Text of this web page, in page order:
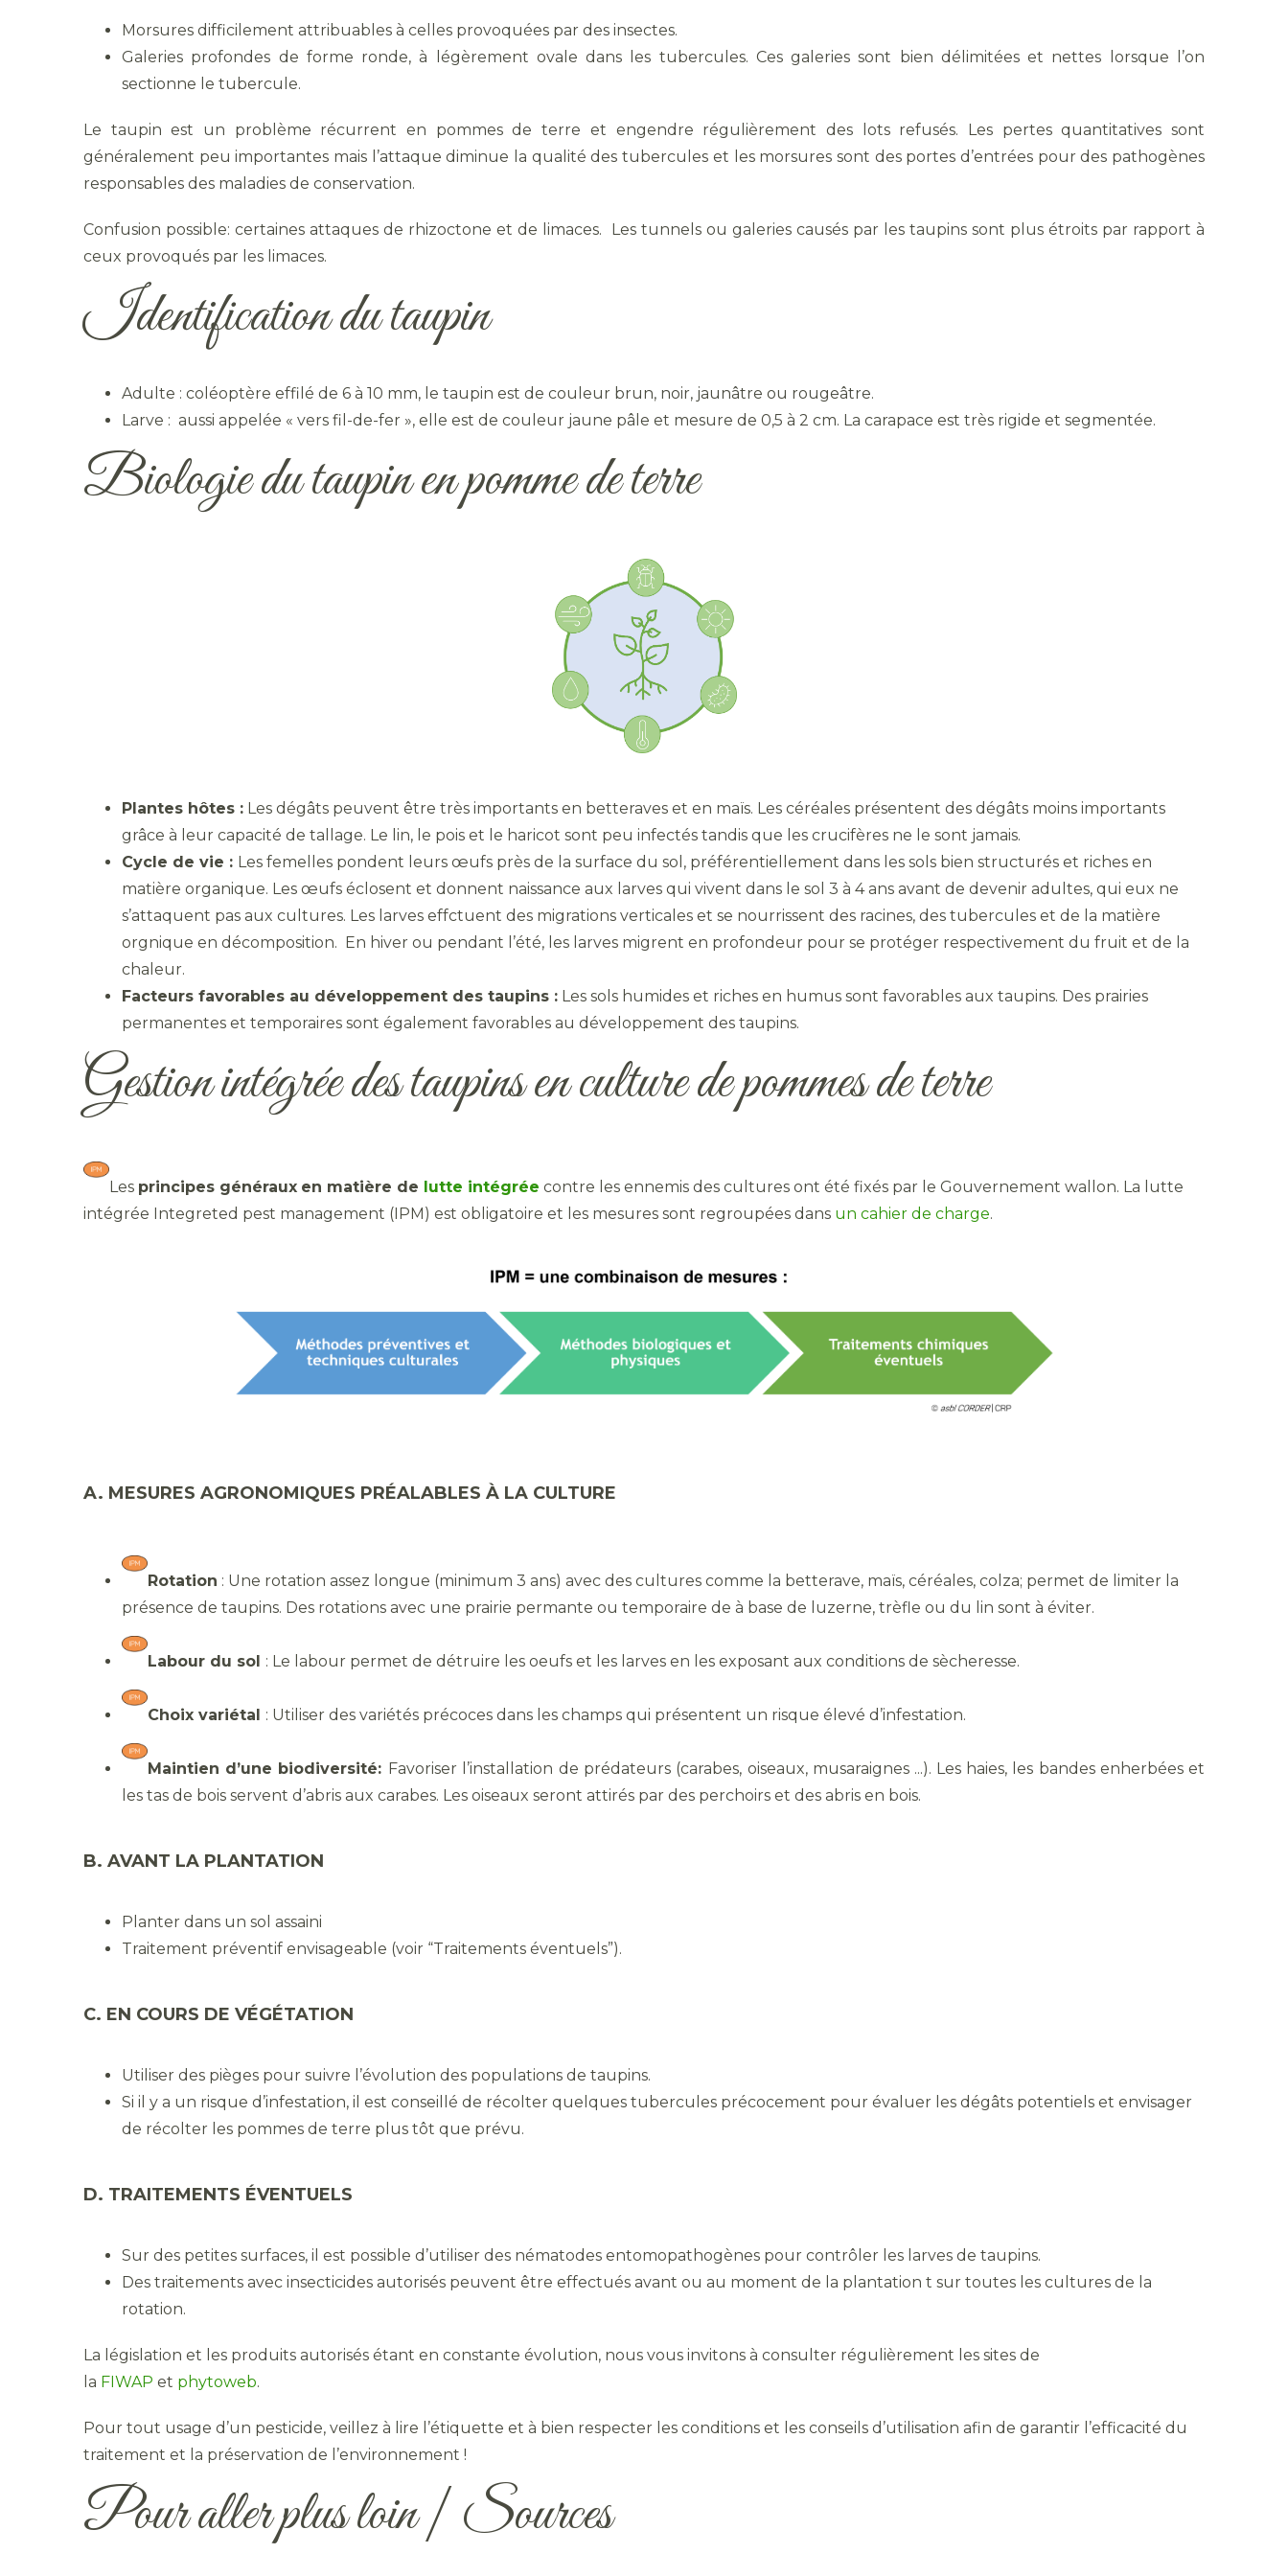
Morsures difficilement attribuables à celles provoquées par des insectes.
Galeries profondes de forme ronde, à légèrement ovale dans les tubercules. Ces galeries sont bien délimitées et nettes lorsque l’on
sectionne le tubercule.
Le taupin est un problème récurrent en pommes de terre et engendre régulièrement des lots refusés. Les pertes quantitatives sont
généralement peu importantes mais l’attaque diminue la qualité des tubercules et les morsures sont des portes d’entrées pour des pathogènes
responsables des maladies de conservation.
Confusion possible: certaines attaques de rhizoctone et de limaces. Les tunnels ou galeries causés par les taupins sont plus étroits par rapport à
ceux provoqués par les limaces.
Identification du taupin
Adulte : coléoptère effilé de 6 à 10 mm, le taupin est de couleur brun, noir, jaunâtre ou rougeâtre.
Larve : aussi appelée « vers fil-de-fer », elle est de couleur jaune pâle et mesure de 0,5 à 2 cm. La carapace est très rigide et segmentée.
Biologie du taupin en pomme de terre
Plantes hôtes : Les dégâts peuvent être très importants en betteraves et en maïs. Les céréales présentent des dégâts moins importants
grâce à leur capacité de tallage. Le lin, le pois et le haricot sont peu infectés tandis que les crucifères ne le sont jamais.
Cycle de vie : Les femelles pondent leurs œufs près de la surface du sol, préférentiellement dans les sols bien structurés et riches en
matière organique. Les œufs éclosent et donnent naissance aux larves qui vivent dans le sol 3 à 4 ans avant de devenir adultes, qui eux ne
s’attaquent pas aux cultures. Les larves effctuent des migrations verticales et se nourrissent des racines, des tubercules et de la matière
orgnique en décomposition. En hiver ou pendant l’été, les larves migrent en profondeur pour se protéger respectivement du fruit et de la
chaleur.
Facteurs favorables au développement des taupins : Les sols humides et riches en humus sont favorables aux taupins. Des prairies
permanentes et temporaires sont également favorables au développement des taupins.
Gestion intégrée des taupins en culture de pommes de terre
Les principes généraux en matière de lutte intégrée contre les ennemis des cultures ont été fixés par le Gouvernement wallon. La lutte
intégrée Integreted pest management (IPM) est obligatoire et les mesures sont regroupées dans un cahier de charge.
A. MESURES AGRONOMIQUES PRÉALABLES À LA CULTURE
Rotation : Une rotation assez longue (minimum 3 ans) avec des cultures comme la betterave, maïs, céréales, colza; permet de limiter la
présence de taupins. Des rotations avec une prairie permante ou temporaire de à base de luzerne, trèfle ou du lin sont à éviter.
Labour du sol : Le labour permet de détruire les oeufs et les larves en les exposant aux conditions de sècheresse.
Choix variétal : Utiliser des variétés précoces dans les champs qui présentent un risque élevé d’infestation.
Maintien d’une biodiversité: Favoriser l’installation de prédateurs (carabes, oiseaux, musaraignes ...). Les haies, les bandes enherbées et
les tas de bois servent d’abris aux carabes. Les oiseaux seront attirés par des perchoirs et des abris en bois.
B. AVANT LA PLANTATION
Planter dans un sol assaini
Traitement préventif envisageable (voir “Traitements éventuels”).
C. EN COURS DE VÉGÉTATION
Utiliser des pièges pour suivre l’évolution des populations de taupins.
Si il y a un risque d’infestation, il est conseillé de récolter quelques tubercules précocement pour évaluer les dégâts potentiels et envisager
de récolter les pommes de terre plus tôt que prévu.
D. TRAITEMENTS ÉVENTUELS
Sur des petites surfaces, il est possible d’utiliser des nématodes entomopathogènes pour contrôler les larves de taupins.
Des traitements avec insecticides autorisés peuvent être effectués avant ou au moment de la plantation t sur toutes les cultures de la
rotation.
La législation et les produits autorisés étant en constante évolution, nous vous invitons à consulter régulièrement les sites de
la FIWAP et phytoweb.
Pour tout usage d’un pesticide, veillez à lire l’étiquette et à bien respecter les conditions et les conseils d’utilisation afin de garantir l’efficacité du
traitement et la préservation de l’environnement !
Pour aller plus loin | Sources